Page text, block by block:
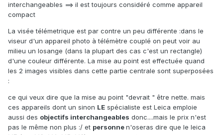
interchangeables ==> il est toujours considéré comme appareil
compact
La visée télémetrique est par contre un peu différente :dans le
viseur d'un appareil photo à télémètre couplé on peut voir au
milieu un losange (dans la plupart des cas c'est un rectangle)
d'une couleur différente. La mise au point est effectuée quand
les 2 images visibles dans cette partie centrale sont superposées
:
ce qui veux dire que la mise au point "devrait " être nette. mais
ces appareils dont un sinon LE spécialiste est Leica emploie
aussi des objectifs interchangeables donc....mais le prix n'est
pas le même non plus :/ et personnen'oseras dire que le leica